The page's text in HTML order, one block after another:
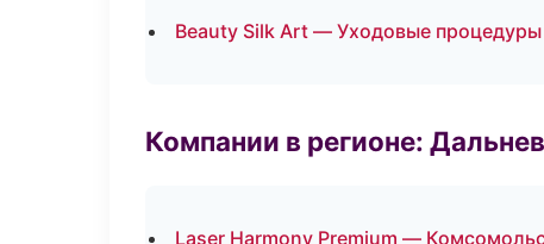
Beauty Silk Art — Уходовые
Компании в регионе:
Laser Harmony Premium —